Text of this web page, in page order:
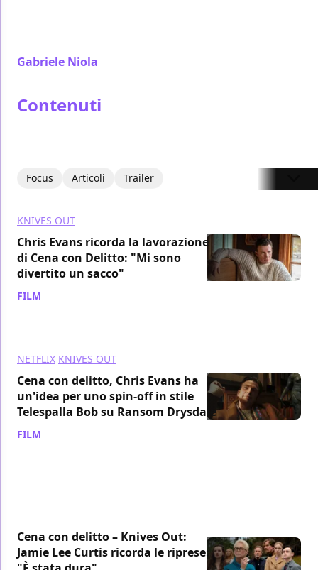
Gabriele Niola
Contenuti
Focus Articoli Trailer
KNIVES OUT
Chris Evans ricorda la lavorazione
di Cena con Delitto: "Mi sono
divertito un sacco"
FILM
NETFLIX KNIVES OUT
Cena con delitto, Chris Evans ha
un'idea per uno spin-off in stile
Telespalla Bob su Ransom Drysdale
FILM
Cena con delitto – Knives Out:
Jamie Lee Curtis ricorda le riprese: